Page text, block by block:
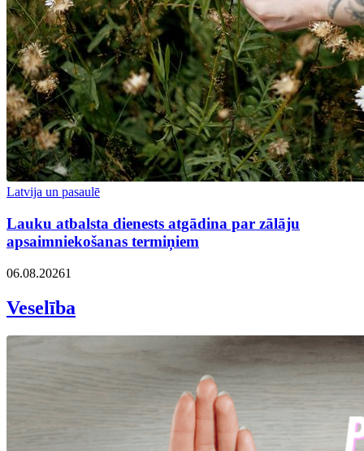
Latvija un pasaulē
Lauku atbalsta dienests atgādina par zālāju
apsaimniekošanas termiņiem
06.08.20261
Veselība